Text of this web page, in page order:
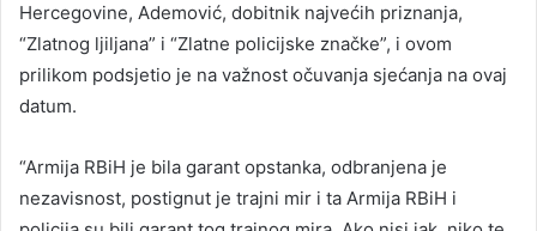
Hercegovine, Ademović, dobitnik najvećih priznanja,
“Zlatnog ljiljana” i “Zlatne policijske značke”, i ovom
prilikom podsjetio je na važnost očuvanja sjećanja na ovaj
datum.
“Armija RBiH je bila garant opstanka, odbranjena je
nezavisnost, postignut je trajni mir i ta Armija RBiH i